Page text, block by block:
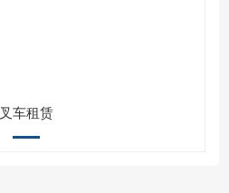
叉车租赁